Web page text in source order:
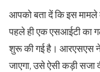
आपको बता दें कि इस मामले
पहले ही एक एसआईटी का
शुरू की गई है। आरएसएस ने
जाएगा, उसे ऐसी कड़ी सजा